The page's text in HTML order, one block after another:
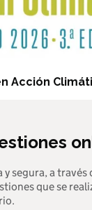
Acción
segura, a través
que se